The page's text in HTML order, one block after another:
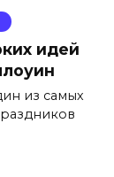
идей
из самых